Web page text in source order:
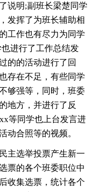
说明;副班长梁楚同学
发挥了为班长辅助相
工作也有尽力为同学
进行了工作总结发
的的活动进行了回
存在不足，有些同学
够强等，同时，班委
地方，并进行了反
等同学也上台发言进
动合照等的视频。
主选举投票产生新一
票的各个班委职位中
收集选票，统计各个